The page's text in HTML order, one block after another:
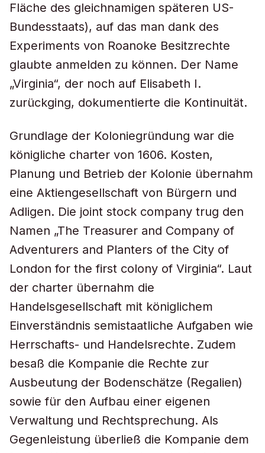
Fläche des gleichnamigen späteren US-
Bundesstaats), auf das man dank des
Experiments von Roanoke Besitzrechte
glaubte anmelden zu können. Der Name
„Virginia“, der noch auf Elisabeth I.
zurückging, dokumentierte die Kontinuität.
Grundlage der Koloniegründung war die
königliche charter von 1606. Kosten,
Planung und Betrieb der Kolonie übernahm
eine Aktiengesellschaft von Bürgern und
Adligen. Die joint stock company trug den
Namen „The Treasurer and Company of
Adventurers and Planters of the City of
London for the first colony of Virginia“. Laut
der charter übernahm die
Handelsgesellschaft mit königlichem
Einverständnis semistaatliche Aufgaben wie
Herrschafts- und Handelsrechte. Zudem
besaß die Kompanie die Rechte zur
Ausbeutung der Bodenschätze (Regalien)
sowie für den Aufbau einer eigenen
Verwaltung und Rechtsprechung. Als
Gegenleistung überließ die Kompanie dem